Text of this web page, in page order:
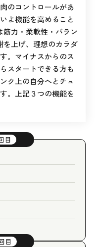
のコントロールがあ
よ機能を高めること
筋力・柔軟性・バラン
を上げ、理想のカラダ
。マイナスからのス
スタートできる方も
ク上の自分へとチュ
。上記３つの機能を
目
目